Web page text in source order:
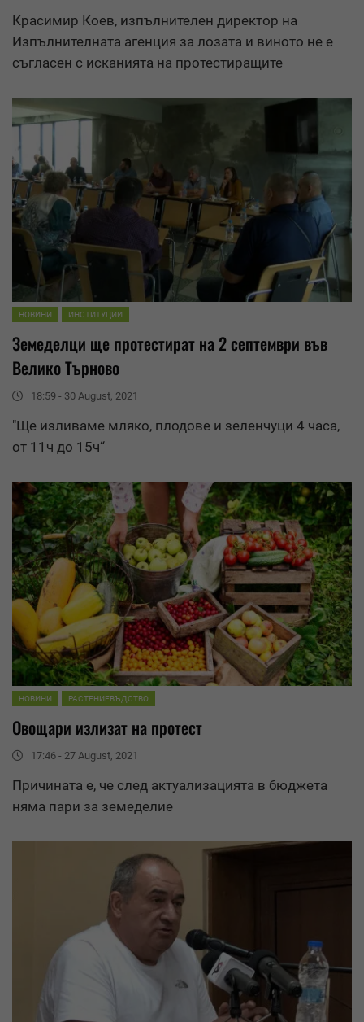
Красимир Коев, изпълнителен директор на
Изпълнителната агенция за лозата и виното не е
съгласен с исканията на протестиращите
НОВИНИ ИНСТИТУЦИИ
Земеделци ще протестират на 2 септември във
Велико Търново
18:59 - 30 August, 2021
"Ще изливаме мляко, плодове и зеленчуци 4 часа,
от 11ч до 15ч“
НОВИНИ РАСТЕНИЕВЪДСТВО
Овощари излизат на протест
17:46 - 27 August, 2021
Причината е, че след актуализацията в бюджета
няма пари за земеделие